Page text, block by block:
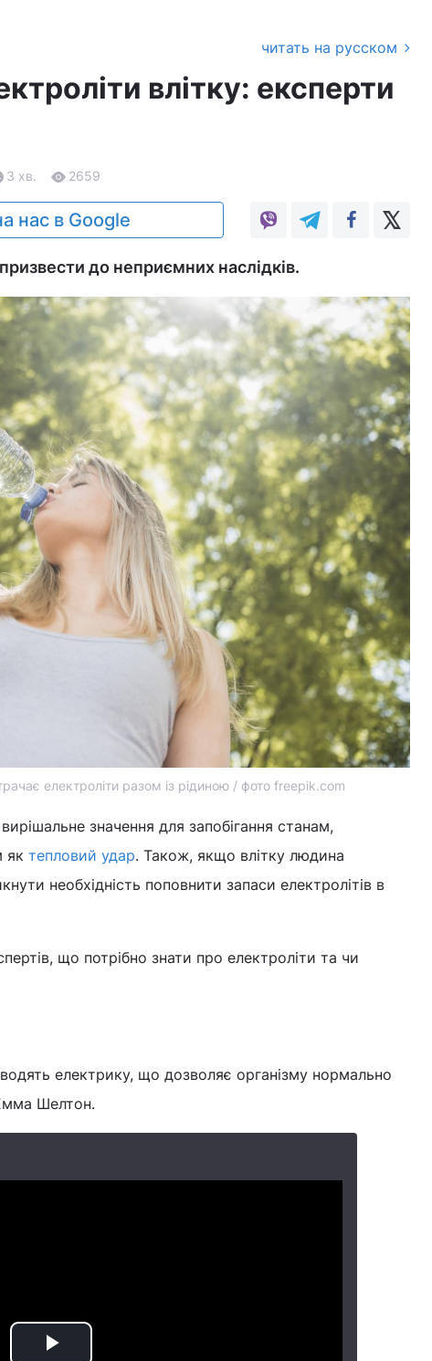
читать на русском
влітку: експерти
3 хв. 2659
нас в Google
до неприємних наслідків.
електроліти разом із рідиною / фото freepik.com
значення для запобігання станам,
як тепловий удар. Також, якщо влітку людина
необхідність поповнити запаси електролітів в
що потрібно знати про електроліти та чи
електрику, що дозволяє організму нормально
Шелтон.